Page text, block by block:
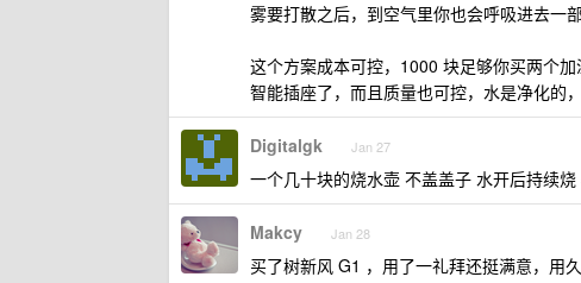
雾要打散之后，到空气里你也会呼吸进去一
这个方案成本可控，1000 块足够你买两个
智能插座了，而且质量也可控，水是净化的
Digitalgk Jan 27
一个几十块的烧水壶 不盖盖子 水开后持续
Makcy Jan 28
买了树新风 G1 ，用了一礼拜还挺满意，用